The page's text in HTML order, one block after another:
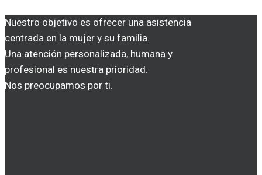
Nuestro objetivo es ofrecer una asistencia
centrada en la mujer y su familia.
Una atención personalizada, humana y
profesional es nuestra prioridad.
Nos preocupamos por ti.